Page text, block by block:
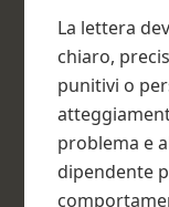
La lettera
chiaro,
punitivi o
problema e
dipendente